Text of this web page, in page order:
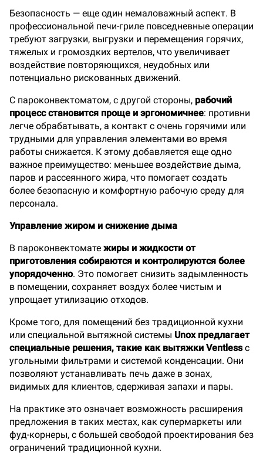
Безопасность — еще один немаловажный аспект. В
профессиональной печи-гриле повседневные операции
требуют загрузки, выгрузки и перемещения горячих,
тяжелых и громоздких вертелов, что увеличивает
воздействие повторяющихся, неудобных или
потенциально рискованных движений.
С пароконвектоматом, с другой стороны, рабочий
процесс становится проще и эргономичнее: противни
легче обрабатывать, а контакт с очень горячими или
трудными для управления элементами во время
работы снижается. К этому добавляется еще одно
важное преимущество: меньшее воздействие дыма,
паров и рассеянного жира, что помогает создать
более безопасную и комфортную рабочую среду для
персонала.
Управление жиром и снижение дыма
В пароконвектомате жиры и жидкости от
приготовления собираются и контролируются более
упорядоченно. Это помогает снизить задымленность
в помещении, сохраняет воздух более чистым и
упрощает утилизацию отходов.
Кроме того, для помещений без традиционной кухни
или специальной вытяжной системы Unox предлагает
специальные решения, такие как вытяжки Ventlessс
угольными фильтрами и системой конденсации. Они
позволяют устанавливать печь даже в зонах,
видимых для клиентов, сдерживая запахи и пары.
На практике это означает возможность расширения
предложения в таких местах, как супермаркеты или
фуд-корнеры, с большей свободой проектирования без
ограничений традиционной кухни.